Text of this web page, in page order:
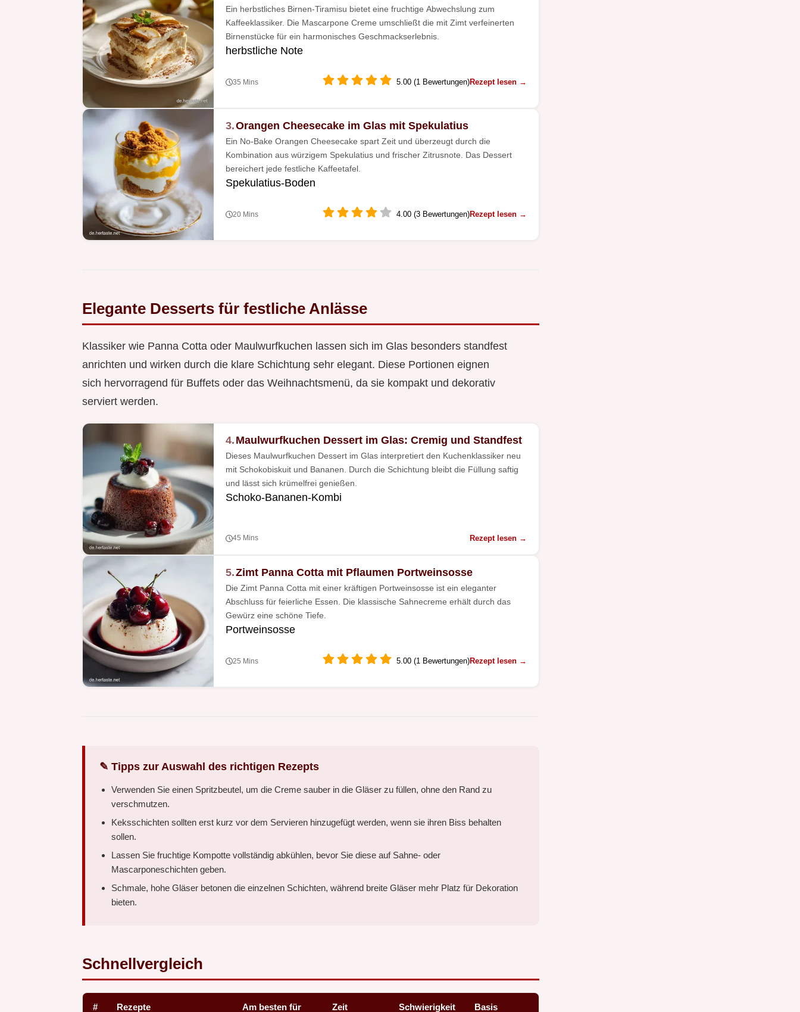
Ein herbstliches Birnen-Tiramisu bietet eine fruchtige Abwechslung zum
Kaffeeklassiker. Die Mascarpone Creme umschließt die mit Zimt verfeinerten
Birnenstücke für ein harmonisches Geschmackserlebnis.
herbstliche Note
35 Mins 5.00 (1 Bewertungen)Rezept lesen →
3.Orangen Cheesecake im Glas mit Spekulatius
Ein No-Bake Orangen Cheesecake spart Zeit und überzeugt durch die
Kombination aus würzigem Spekulatius und frischer Zitrusnote. Das Dessert
bereichert jede festliche Kaffeetafel.
Spekulatius-Boden
20 Mins 4.00 (3 Bewertungen)Rezept lesen →
Elegante Desserts für festliche Anlässe
Klassiker wie Panna Cotta oder Maulwurfkuchen lassen sich im Glas besonders standfest
anrichten und wirken durch die klare Schichtung sehr elegant. Diese Portionen eignen
sich hervorragend für Buffets oder das Weihnachtsmenü, da sie kompakt und dekorativ
serviert werden.
4. Maulwurfkuchen Dessert im Glas: Cremig und Standfest
Dieses Maulwurfkuchen Dessert im Glas interpretiert den Kuchenklassiker neu
mit Schokobiskuit und Bananen. Durch die Schichtung bleibt die Füllung saftig
und lässt sich krümelfrei genießen.
Schoko-Bananen-Kombi
45 Mins Rezept lesen →
5.Zimt Panna Cotta mit Pflaumen Portweinsosse
Die Zimt Panna Cotta mit einer kräftigen Portweinsosse ist ein eleganter
Abschluss für feierliche Essen. Die klassische Sahnecreme erhält durch das
Gewürz eine schöne Tiefe.
Portweinsosse
25 Mins 5.00 (1 Bewertungen)Rezept lesen →
✎ Tipps zur Auswahl des richtigen Rezepts
Verwenden Sie einen Spritzbeutel, um die Creme sauber in die Gläser zu füllen, ohne den Rand zu
verschmutzen.
Keksschichten sollten erst kurz vor dem Servieren hinzugefügt werden, wenn sie ihren Biss behalten
sollen.
Lassen Sie fruchtige Kompotte vollständig abkühlen, bevor Sie diese auf Sahne- oder
Mascarponeschichten geben.
Schmale, hohe Gläser betonen die einzelnen Schichten, während breite Gläser mehr Platz für Dekoration
bieten.
Schnellvergleich
# Rezepte Am besten für Zeit Schwierigkeit Basis